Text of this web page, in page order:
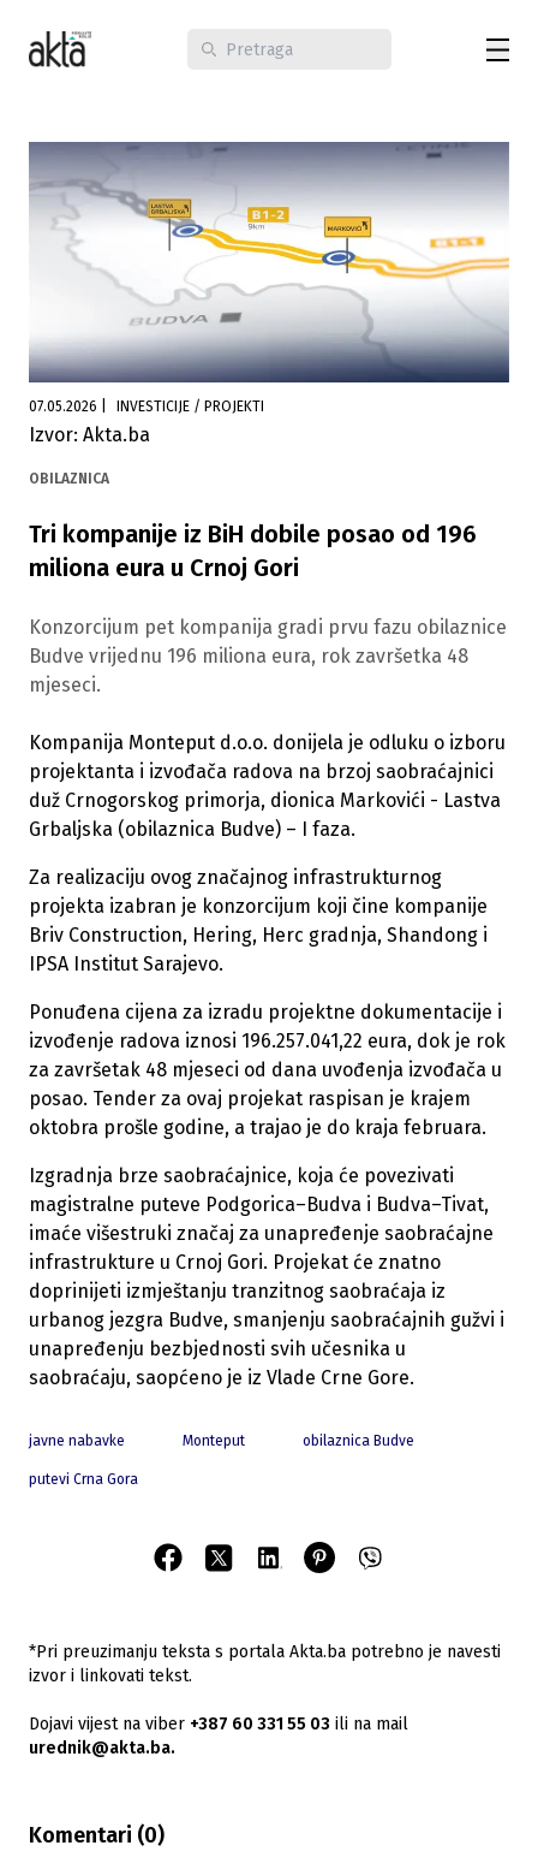
07.05.2026 INVESTICIJE / PROJEKTI
Izvor: Akta.ba
OBILAZNICA
Tri kompanije iz BiH dobile posao od 196
miliona eura u Crnoj Gori
Konzorcijum pet kompanija gradi prvu fazu obilaznice
Budve vrijednu 196 miliona eura, rok završetka 48
mjeseci.
Kompanija Monteput d.o.o. donijela je odluku o izboru
projektanta i izvođača radova na brzoj saobraćajnici
duž Crnogorskog primorja, dionica Markovići - Lastva
Grbaljska (obilaznica Budve) – I faza.
Za realizaciju ovog značajnog infrastrukturnog
projekta izabran je konzorcijum koji čine kompanije
Briv Construction, Hering, Herc gradnja, Shandong i
IPSA Institut Sarajevo.
Ponuđena cijena za izradu projektne dokumentacije i
izvođenje radova iznosi 196.257.041,22 eura, dok je rok
za završetak 48 mjeseci od dana uvođenja izvođača u
posao. Tender za ovaj projekat raspisan je krajem
oktobra prošle godine, a trajao je do kraja februara.
Izgradnja brze saobraćajnice, koja će povezivati
magistralne puteve Podgorica–Budva i Budva–Tivat,
imaće višestruki značaj za unapređenje saobraćajne
infrastrukture u Crnoj Gori. Projekat će znatno
doprinijeti izmještanju tranzitnog saobraćaja iz
urbanog jezgra Budve, smanjenju saobraćajnih gužvi i
unapređenju bezbjednosti svih učesnika u
saobraćaju, saopćeno je iz Vlade Crne Gore.
javne nabavke Monteput obilaznica Budve
putevi Crna Gora
*Pri preuzimanju teksta s portala Akta.ba potrebno je navesti
izvor i linkovati tekst.
Dojavi vijest na viber +387 60 331 55 03 ili na mail
urednik@akta.ba.
Komentari (0)